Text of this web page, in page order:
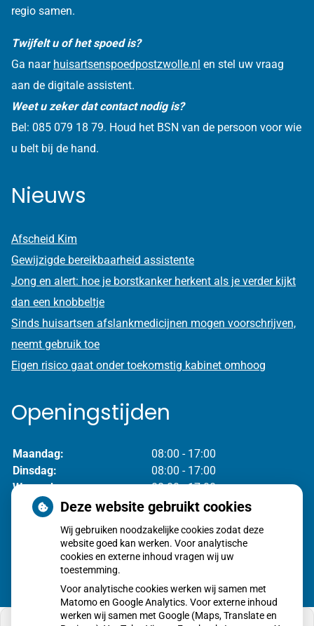
regio samen.
Twijfelt u of het spoed is?
Ga naar huisartsenspoedpostzwolle.nl en stel uw vraag
aan de digitale assistent.
Weet u zeker dat contact nodig is?
Bel: 085 079 18 79. Houd het BSN van de persoon voor wie
u belt bij de hand.
Nieuws
Afscheid Kim
Gewijzigde bereikbaarheid assistente
Jong en alert: hoe je borstkanker herkent als je verder kijkt
dan een knobbeltje
Sinds huisartsen afslankmedicijnen mogen voorschrijven,
neemt gebruik toe
Eigen risico gaat onder toekomstig kabinet omhoog
Openingstijden
Maandag:
08:00 - 17:00
Dinsdag:
08:00 - 17:00
Woensdag:
08:00 - 17:00
Donderdag:
08:00 - 17:00
Vrijdag:
Deze website gebruikt cookies
Wij gebruiken noodzakelijke cookies zodat deze
website goed kan werken. Voor analytische
cookies en externe inhoud vragen wij uw
toestemming.
Voor analytische cookies werken wij samen met
Matomo en Google Analytics. Voor externe inhoud
werken wij samen met Google (Maps, Translate en